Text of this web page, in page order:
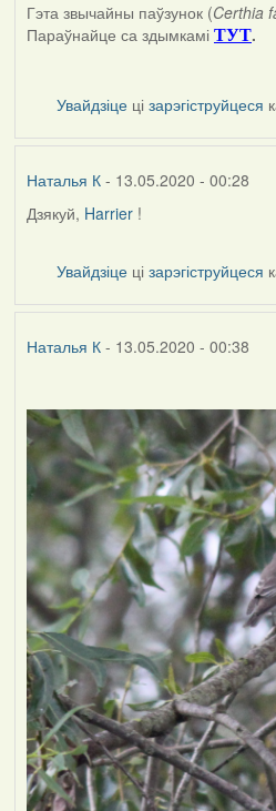
In
reply
Наталья
К
Гэта звычайны паўзунок (Certhia
Параўнайце са здымкамі ТУТ.
Увайдзіце цізарэгіструйцеся
Наталья К- 13.05.2020 - 00:28
In
Harrier
Дзякуй, Harrier!
Увайдзіце цізарэгіструйцеся
Наталья К- 13.05.2020 - 00:38